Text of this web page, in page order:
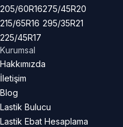
205/60R16
215/65R16
225/45R17
275/45R20
295/35R21
Kurumsal
Hakkımızda
İletişim
Blog
Lastik Bulucu
Lastik Ebat Hesaplama